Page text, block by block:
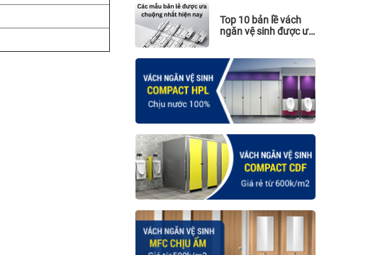
Top 10 bản lề vách
ngăn vệ sinh được ưa
lượng và sẵn hàng